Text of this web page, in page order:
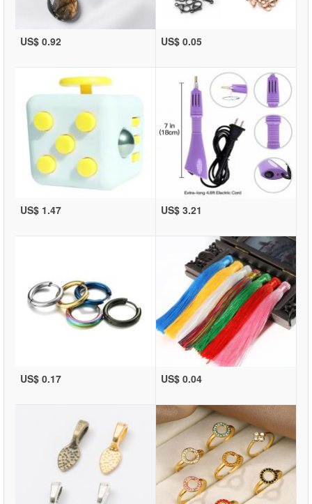
US$ 0.92 US$ 0.05
US$ 1.47 US$ 3.21
US$ 0.17 US$ 0.04